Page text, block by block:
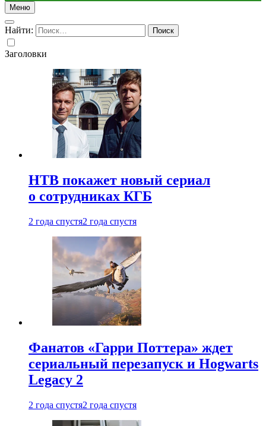
Меню
Найти:
Заголовки
НТВ покажет новый сериал
о сотрудниках КГБ
2 года спустя2 года спустя
Фанатов «Гарри Поттера» ждет
сериальный перезапуск и Hogwarts
Legacy 2
2 года спустя2 года спустя